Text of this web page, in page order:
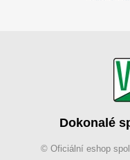
Dokonalé
© Oficiální eshop